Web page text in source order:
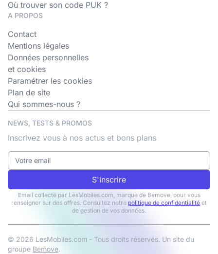
Où trouver son code PUK ?
A PROPOS
Contact
Mentions légales
Données personnelles
et cookies
Paramétrer les cookies
Plan de site
Qui sommes-nous ?
NEWS, TESTS & PROMOS
Inscrivez vous à nos actus et bons plans
S'inscrire
Email collecté par LesMobiles.com, marque de Bemove, pour vous
renseigner sur des offres. Consultez notre politique de confidentialité et
de gestion de vos données.
© 2026 LesMobiles.com - Tous droits réservés. Un site du
groupe Bemove.